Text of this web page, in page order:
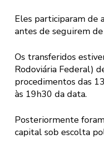
Eles participaram de
antes de seguirem
Os transferidos
Rodoviária Federal)
procedimentos das
às 19h30 da data.
Posteriormente
capital sob escolta